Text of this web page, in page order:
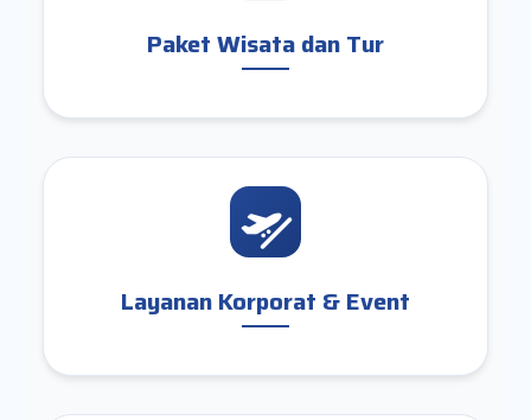
Paket Wisata dan Tur
Layanan Korporat & Event